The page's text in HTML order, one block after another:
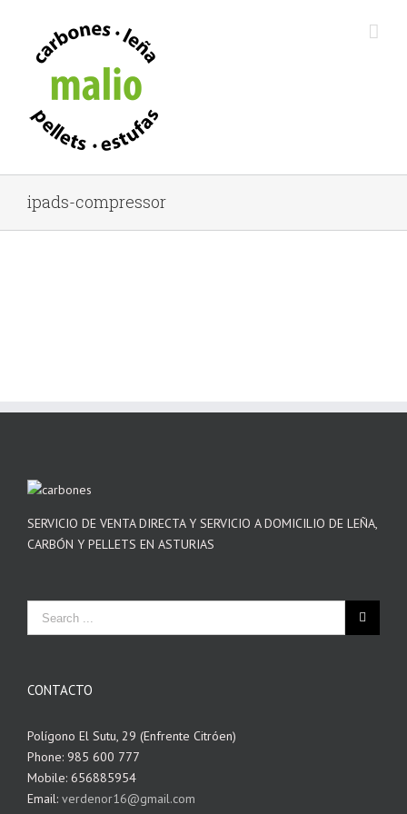
ipads-compressor
SERVICIO DE VENTA DIRECTA Y SERVICIO A DOMICILIO DE LEÑA,
CARBÓN Y PELLETS EN ASTURIAS
CONTACTO
Polígono El Sutu, 29 (Enfrente Citróen)
Phone: 985 600 777
Mobile: 656885954
Email: verdenor16@gmail.com